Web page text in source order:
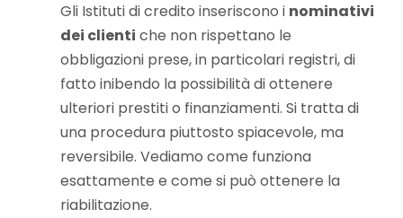
Gli Istituti di credito inseriscono i nominativi
dei clienti che non rispettano le
obbligazioni prese, in particolari registri, di
fatto inibendo la possibilità di ottenere
ulteriori prestiti o finanziamenti. Si tratta di
una procedura piuttosto spiacevole, ma
reversibile. Vediamo come funziona
esattamente e come si può ottenere la
riabilitazione.